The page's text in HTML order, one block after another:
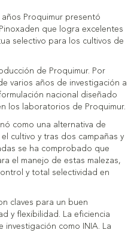
Proquimur presentó
que logra excelentes
selectivo para los cultivos de
de Proquimur. Por
varios años de investigación a
nacional diseñado
los laboratorios de Proquimur.
como una alternativa de
cultivo y tras dos campañas y
se ha comprobado que
el manejo de estas malezas,
y total selectividad en
claves para un buen
y flexibilidad. La eficiencia
como INIA. La